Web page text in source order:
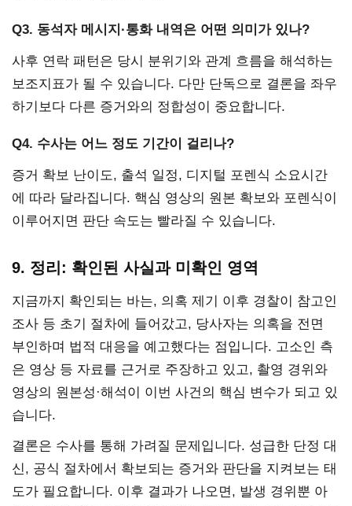
Q3. 동석자 메시지·통화 내역은 어떤 의미가 있나?
사후 연락 패턴은 당시 분위기와 관계 흐름을 해석하는
보조지표가 될 수 있습니다. 다만 단독으로 결론을 좌우
하기보다 다른 증거와의 정합성이 중요합니다.
Q4. 수사는 어느 정도 기간이 걸리나?
증거 확보 난이도, 출석 일정, 디지털 포렌식 소요시간
에 따라 달라집니다. 핵심 영상의 원본 확보와 포렌식이
이루어지면 판단 속도는 빨라질 수 있습니다.
9. 정리: 확인된 사실과 미확인 영역
지금까지 확인되는 바는, 의혹 제기 이후 경찰이 참고인
조사 등 초기 절차에 들어갔고, 당사자는 의혹을 전면
부인하며 법적 대응을 예고했다는 점입니다. 고소인 측
은 영상 등 자료를 근거로 주장하고 있고, 촬영 경위와
영상의 원본성·해석이 이번 사건의 핵심 변수가 되고 있
습니다.
결론은 수사를 통해 가려질 문제입니다. 성급한 단정 대
신, 공식 절차에서 확보되는 증거와 판단을 지켜보는 태
도가 필요합니다. 이후 결과가 나오면, 발생 경위뿐 아